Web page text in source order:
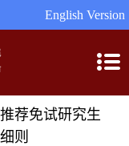
English Version
荐免试研究生
则